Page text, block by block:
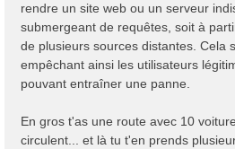
g
e
rendre un site web ou un serveur
submergeant de requêtes, soit à
de plusieurs sources distantes. Cela
empêchant ainsi les utilisateurs
pouvant entraîner une panne.
En gros t'as une route avec 10
circulent... et là tu t'en prends